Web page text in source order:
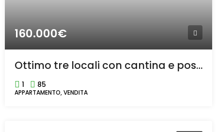
160.000€
Ottimo tre locali con cantina e posto auto a Mazzo di rho
1 85
APPARTAMENTO, VENDITA